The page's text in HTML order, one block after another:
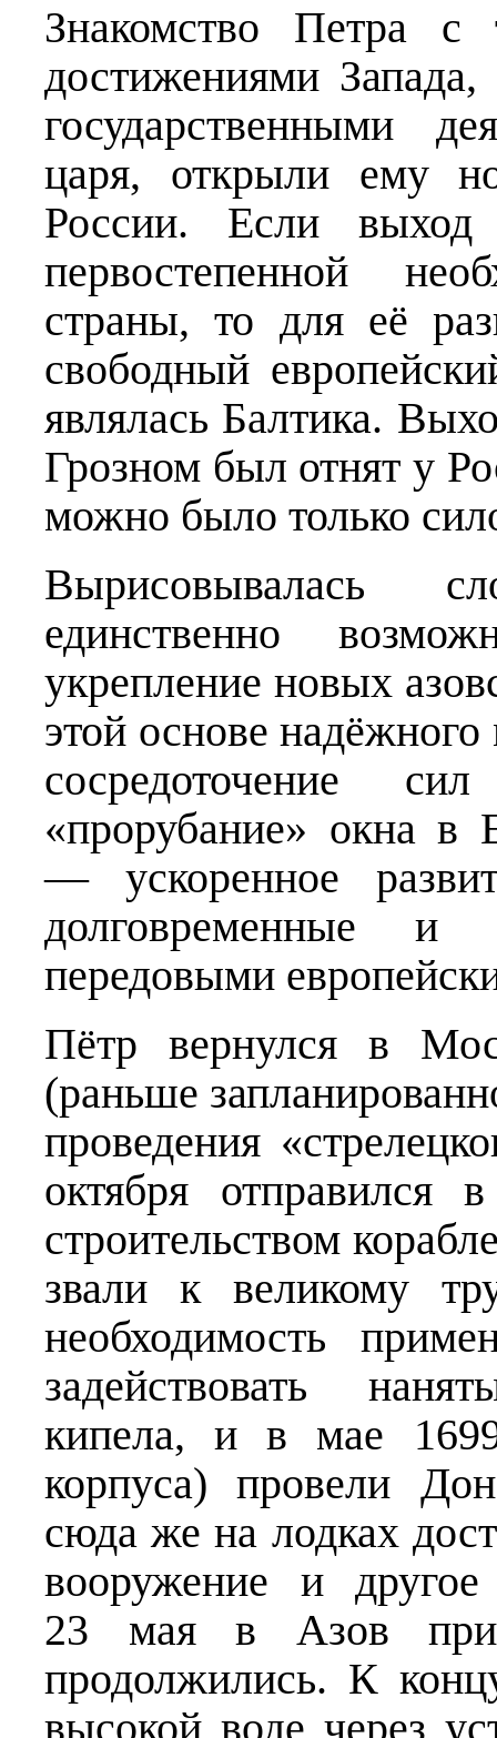
Знакомство Петра с
достижениями
государственными
царя, открыли ему
России. Если
первостепенной
страны, то для её
свободный
являлась Балтика.
Грозном был отнят у
можно было только
Вырисовывалась
единственно
укрепление новых
этой основе
сосредоточение
«прорубание» окна в
— ускоренное
долговременные и
передовыми
Пётр вернулся в
(раньше
проведения
октября отправился
строительством
звали к великому
необходимость
задействовать
кипела, и в мае
корпуса) провели
сюда же на лодках
вооружение и другое
23 мая в Азов
продолжились. К
высокой воде через